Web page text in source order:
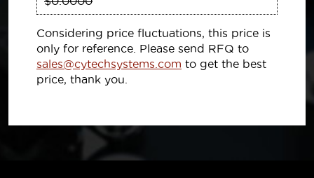
Considering price fluctuations, this price is
only for reference. Please send RFQ to
sales@cytechsystems.com to get the best
price, thank you.